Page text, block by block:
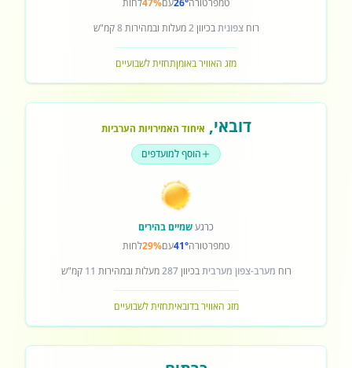
טמפרטורה26°עם47%לחות
רוחצפוניתבכיוון2מעלות ובמהירות8קמ"ש
מזג האוויר באומןתחזית לשבועיים
דובאי, איחוד האמירויות הערביות
הוסף למועדפים
כרגעשמיים בהירים
טמפרטורה41°עם29%לחות
רוח מערב-צפון מערביתבכיוון287מעלות ובמהירות 11 קמ"ש
מזג האוויר בדובאיתחזית לשבועיים